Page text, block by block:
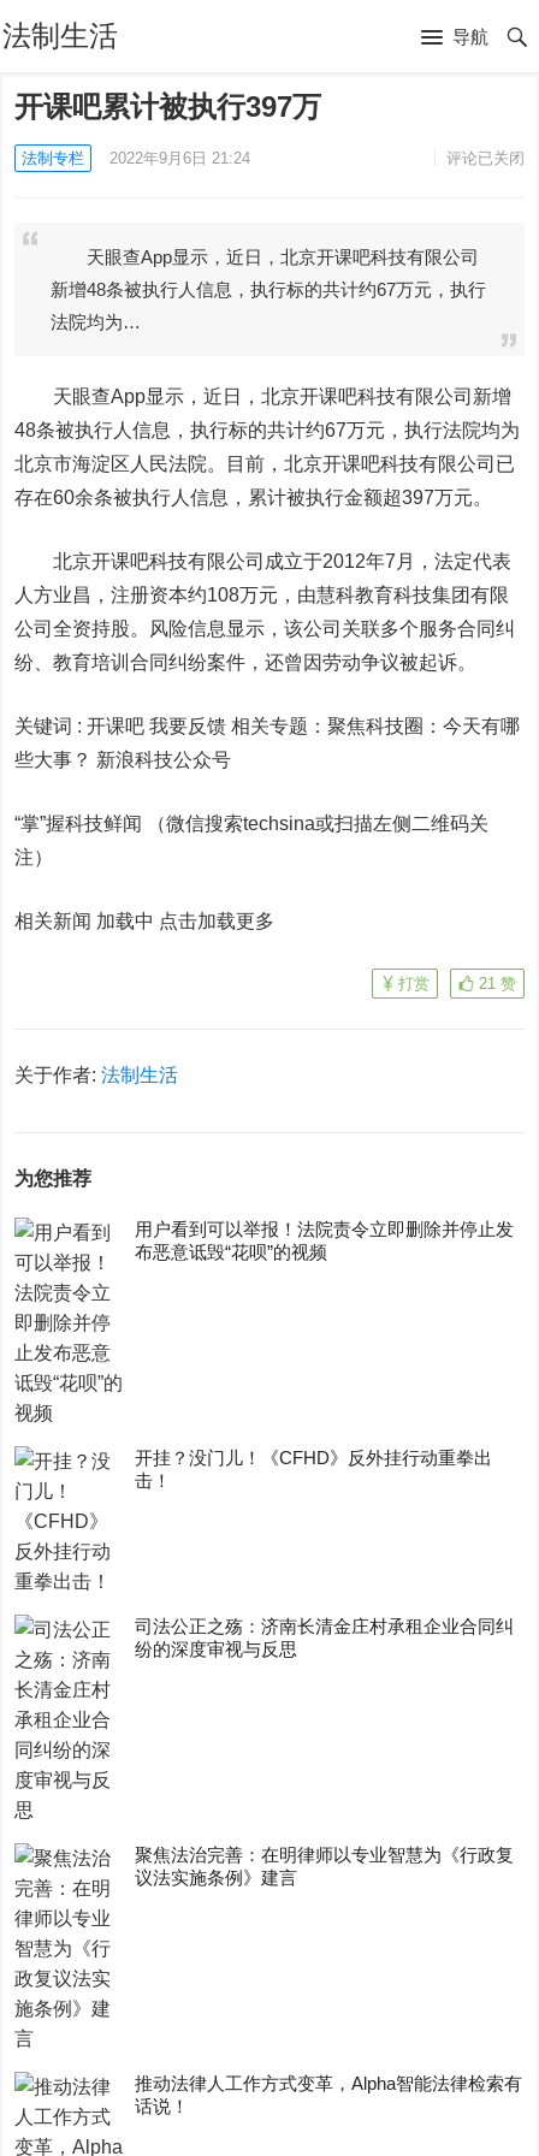
法制生活 导航
开课吧累计被执行397万
法制专栏 2022年9月6日 21:24 评论已关闭
天眼查App显示，近日，北京开课吧科技有限公司
新增48条被执行人信息，执行标的共计约67万元，执行
法院均为…
天眼查App显示，近日，北京开课吧科技有限公司新增
48条被执行人信息，执行标的共计约67万元，执行法院均为
北京市海淀区人民法院。目前，北京开课吧科技有限公司已
存在60余条被执行人信息，累计被执行金额超397万元。
北京开课吧科技有限公司成立于2012年7月，法定代表
人方业昌，注册资本约108万元，由慧科教育科技集团有限
公司全资持股。风险信息显示，该公司关联多个服务合同纠
纷、教育培训合同纠纷案件，还曾因劳动争议被起诉。
关键词 :开课吧 我要反馈相关专题：聚焦科技圈：今天有哪
些大事？ 新浪科技公众号
“掌”握科技鲜闻 （微信搜索techsina或扫描左侧二维码关
注）
相关新闻 加载中 点击加载更多
21 赞
打赏
关于作者:法制生活
为您推荐
用户看到可以举报！法院责令立即删除并停止发
布恶意诋毁“花呗”的视频
开挂？没门儿！《CFHD》反外挂行动重拳出
击！
司法公正之殇：济南长清金庄村承租企业合同纠
纷的深度审视与反思
聚焦法治完善：在明律师以专业智慧为《行政复
议法实施条例》建言
推动法律人工作方式变革，Alpha智能法律检索有
话说！